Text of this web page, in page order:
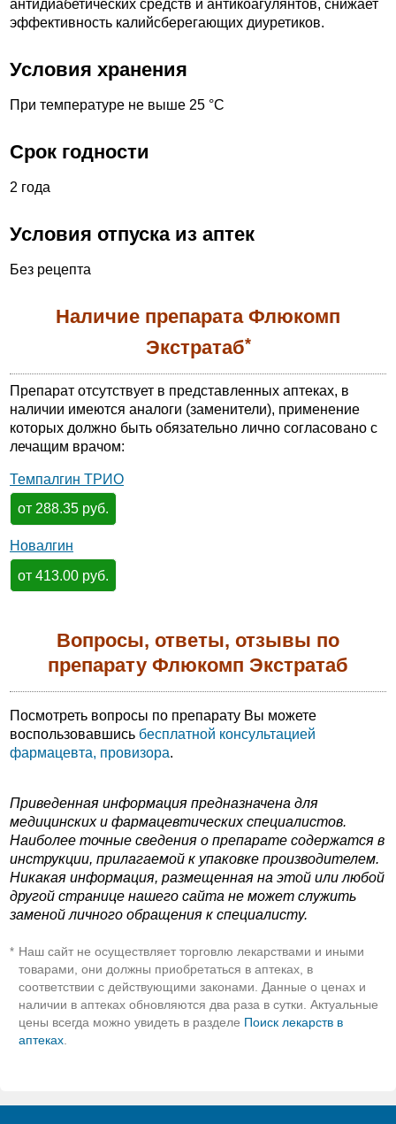
антидиабетических средств и антикоагулянтов, снижает
эффективность калийсберегающих диуретиков.
Условия хранения
При температуре не выше 25 °С
Срок годности
2 года
Условия отпуска из аптек
Без рецепта
Наличие препарата Флюкомп
Экстратаб*
Препарат отсутствует в представленных аптеках, в
наличии имеются аналоги (заменители), применение
которых должно быть обязательно лично согласовано с
лечащим врачом:
Темпалгин ТРИО
от 288.35 руб.
Новалгин
от 413.00 руб.
Вопросы, ответы, отзывы по
препарату Флюкомп Экстратаб
Посмотреть вопросы по препарату Вы можете
воспользовавшись бесплатной консультацией
фармацевта, провизора.
Приведенная информация предназначена для
медицинских и фармацевтических специалистов.
Наиболее точные сведения о препарате содержатся в
инструкции, прилагаемой к упаковке производителем.
Никакая информация, размещенная на этой или любой
другой странице нашего сайта не может служить
заменой личного обращения к специалисту.
* Наш сайт не осуществляет торговлю лекарствами и иными
товарами, они должны приобретаться в аптеках, в
соответствии с действующими законами. Данные о ценах и
наличии в аптеках обновляются два раза в сутки. Актуальные
цены всегда можно увидеть в разделе Поиск лекарств в
аптеках.